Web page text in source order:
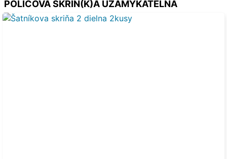
POLICOVA SKRIN(K)A UZAMYKATELNA